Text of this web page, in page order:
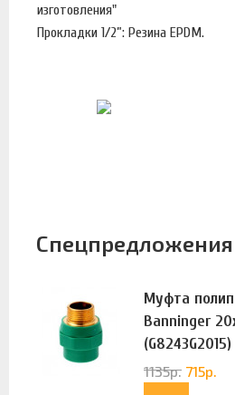
изготовления"
Прокладки 1/2”: Резина EPDM.
Спецпредложения
Муфта
Banninger
(G8243G2015)
1135р. 715р.